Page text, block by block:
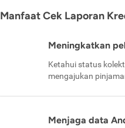
Manfaat Cek Laporan
Meningkatkan
Ketahui status
mengajukan
Menjaga data